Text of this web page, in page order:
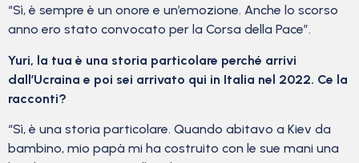
“Sì, è sempre è un onore e un’emozione. Anche lo scorso
anno ero stato convocato per la Corsa della Pace”.
Yuri, la tua è una storia particolare perché arrivi
dall’Ucraina e poi sei arrivato qui in Italia nel 2022. Ce la
racconti?
“Sì, è una storia particolare. Quando abitavo a Kiev da
bambino, mio papà mi ha costruito con le sue mani una